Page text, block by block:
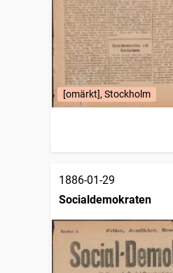
[omärkt], Stockholm
1886-01-29
Socialdemokraten